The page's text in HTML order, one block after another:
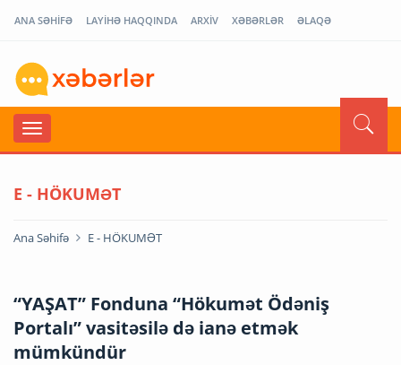
ANA SƏHİFƏ LAYİHƏ HAQQINDA ARXİV XƏBƏRLƏR ƏLAQƏ
E - HÖKUMƏT
Ana Səhifə E - HÖKUMƏT
“YAŞAT” Fonduna “Hökumət Ödəniş
Portalı” vasitəsilə də ianə etmək
mümkündür